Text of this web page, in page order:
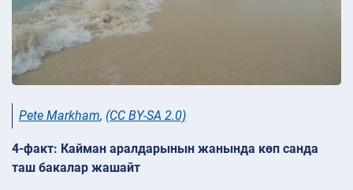
Pete Markham, (CC BY-SA 2.0)
4-факт: Кайман аралдарынын жанында көп санда
таш бакалар жашайт